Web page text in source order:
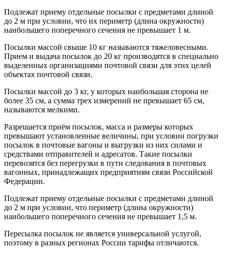
Подлежат приему отдельные посылки с предметами длиной
до 2 м при условии, что их периметр (длина окружности)
наибольшего поперечного сечения не превышает 1 м.
Посылки массой свыше 10 кг называются тяжеловесными.
Прием и выдача посылок до 20 кг производятся в специально
выделенных организациями почтовой связи для этих целей
объектах почтовой связи.
Посылки массой до 3 кг, у которых наибольшая сторона не
более 35 см, а сумма трех измерений не превышает 65 см,
называются мелкими.
Разрешается приём посылок, масса и размеры которых
превышают установленные величины, при условии погрузки
посылок в почтовые вагоны и выгрузки из них силами и
средствами отправителей и адресатов. Такие посылки
перевозятся без перегрузки в пути следования в почтовых
вагонных, принадлежащих предприятиям связи Российской
Федерации.
Подлежат приему отдельные посылки с предметами длиной
до 2 м при условии, что периметр (длина окружности)
наибольшего поперечного сечения не превышает 1,5 м.
Пересылка посылок не является универсальной услугой,
поэтому в разных регионах России тарифы отличаются.